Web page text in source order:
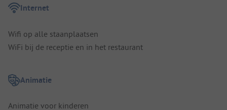
Internet
Wifi op alle staanplaatsen
WiFi bij de receptie en in het restaurant
Animatie
Animatie voor kinderen